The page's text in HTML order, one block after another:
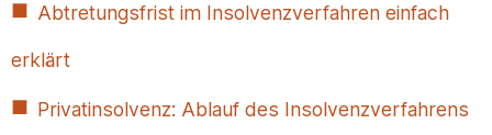
Abtretungsfrist im Insolvenzverfahren einfach
erklärt
Privatinsolvenz: Ablauf des Insolvenzverfahrens